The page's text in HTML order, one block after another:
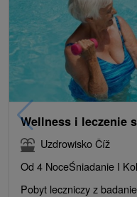
Wellness i leczenie
Uzdrowisko Číž
Od 4 NoceŚniadanie I
Pobyt leczniczy z